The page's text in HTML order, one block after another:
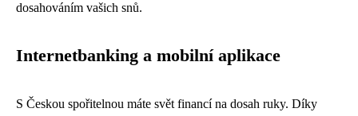
dosahováním vašich snů.
Internetbanking a mobilní aplikace
S Českou spořitelnou máte svět financí na dosah ruky. Díky